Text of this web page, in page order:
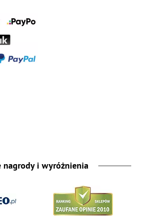
nagrody i wyróżnienia